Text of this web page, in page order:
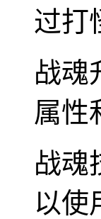
过打
战魂
属性
战魂
以使